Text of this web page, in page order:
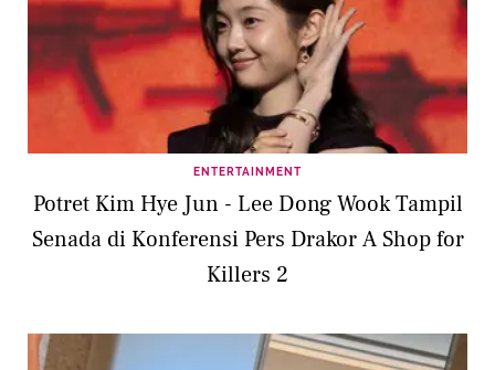
ENTERTAINMENT
Potret Kim Hye Jun - Lee Dong Wook Tampil
Senada di Konferensi Pers Drakor A Shop for
Killers 2